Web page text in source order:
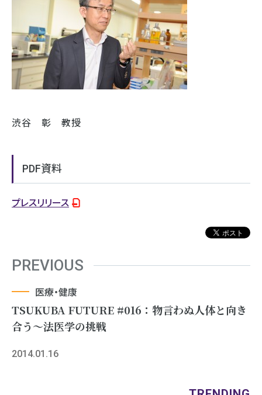
渋谷 彰 教授
PDF資料
プレスリリース
PREVIOUS
医療・健康
TSUKUBA FUTURE #016：物言わぬ人体と向き
合う～法医学の挑戦
2014.01.16